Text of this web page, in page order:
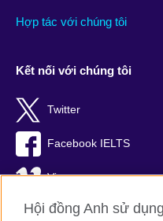
Hợp tác với chúng tôi
Kết nối với chúng tôi
Twitter
Facebook IELTS
Vimeo
RSS
Hội đồng Anh sử